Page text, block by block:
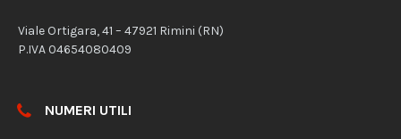
Viale Ortigara, 41 – 47921 Rimini (RN)
P.IVA 04654080409
NUMERI UTILI